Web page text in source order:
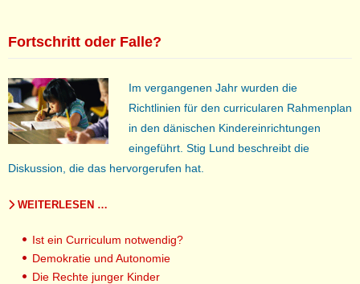
Fortschritt oder Falle?
Im vergangenen Jahr wurden die
Richtlinien für den curricularen Rahmenplan
in den dänischen Kindereinrichtungen
eingeführt. Stig Lund beschreibt die
Diskussion, die das hervorgerufen hat.
WEITERLESEN …
Ist ein Curriculum notwendig?
Demokratie und Autonomie
Die Rechte junger Kinder